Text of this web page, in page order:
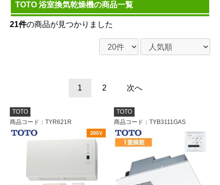
TOTO 浴室換気乾燥機の商品一覧
21件の商品が見つかりました
1 2 次へ
TOTO
商品コード ：TYR621R
TOTO
商品コード ：TYB3111GAS